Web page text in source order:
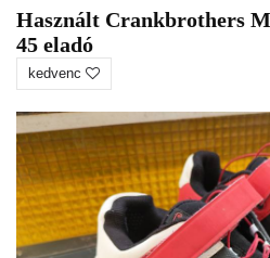
Használt Crankbrothers
45 eladó
kedvenc